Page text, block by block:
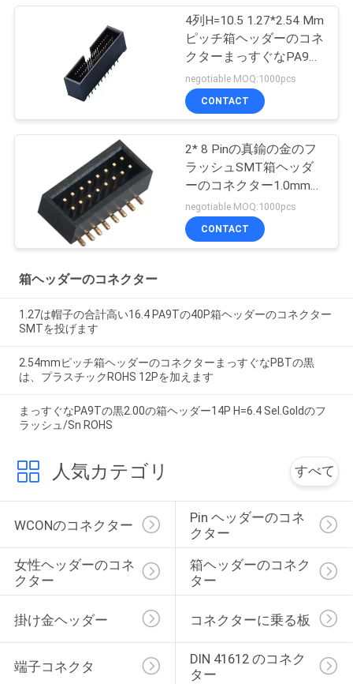
4列H=10.5 1.27*2.54 Mm
ピッチ箱ヘッダーのコネ
クターまっすぐなPA9T
の黒ROHS
negotiable MOQ:1000pcs
CONTACT
2* 8 Pinの真鍮の金のフ
ラッシュSMT箱ヘッダ
ーのコネクター1.0mm
PA9T
negotiable MOQ:1000pcs
CONTACT
箱ヘッダーのコネクター
1.27は帽子の合計高い16.4 PA9Tの40P箱ヘッダーのコネクター
SMTを投げます
2.54mmピッチ箱ヘッダーのコネクターまっすぐなPBTの黒
は、プラスチックROHS 12Pを加えます
まっすぐなPA9Tの黒2.00の箱ヘッダー14P H=6.4 Sel.Goldのフ
ラッシュ/Sn ROHS
人気カテゴリ すべて
WCONのコネクター
Pin ヘッダーのコネ
クター
女性ヘッダーのコネ
クター
箱ヘッダーのコネク
ター
掛け金ヘッダー コネクターに乗る板
端子コネクタ
DIN 41612 のコネク
ター